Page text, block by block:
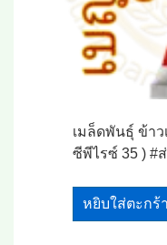
เมล็ดพันธุ์ ข้า
ซีพีไรซ์ 35 ) #
หยิบใส่ตะกร้า